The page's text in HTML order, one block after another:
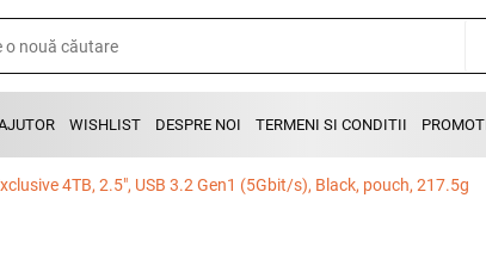
WISHLIST DESPRE NOI TERMENI SI CONDITII
4TB, 2.5", USB 3.2 Gen1 (5Gbit/s), Black, pouch, 217.5g